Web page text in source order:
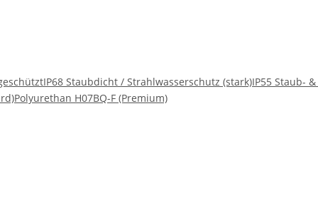
IP68 Staubdicht / Strahlwasserschutz (stark)IP55 Staub-
Polyurethan H07BQ-F (Premium)